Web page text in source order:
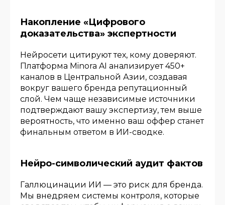
Накопление «Цифрового
доказательства» экспертности
Нейросети цитируют тех, кому доверяют.
Платформа Minora AI анализирует 450+
каналов в Центральной Азии, создавая
вокруг вашего бренда репутационный
слой. Чем чаще независимые источники
подтверждают вашу экспертизу, тем выше
вероятность, что именно ваш оффер станет
финальным ответом в ИИ-сводке.
Нейро-символический аудит фактов
Галлюцинации ИИ — это риск для бренда.
Мы внедряем системы контроля, которые